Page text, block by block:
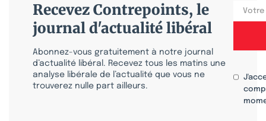
Recevez Contrepoints, le
journal d'actualité libéral
Abonnez-vous gratuitement à notre journal
d’actualité libéral. Recevez tous les matins une
analyse libérale de l’actualité que vous ne
trouverez nulle part ailleurs.